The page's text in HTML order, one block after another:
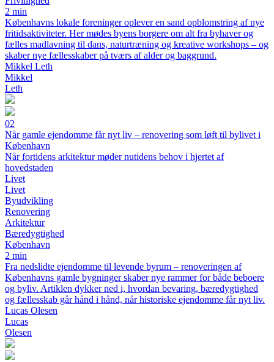
2 min
Københavns lokale foreninger oplever en sand opblomstring af nye
fritidsaktiviteter. Her mødes byens borgere om alt fra byhaver og
fælles madlavning til dans, naturtræning og kreative workshops – og
skaber nye fællesskaber på tværs af alder og baggrund.
Mikkel Leth
Mikkel
Leth
02
Når gamle ejendomme får nyt liv – renovering som løft til bylivet i
København
Når fortidens arkitektur møder nutidens behov i hjertet af
hovedstaden
Livet
Livet
Byudvikling
Renovering
Arkitektur
Bæredygtighed
København
2 min
Fra nedslidte ejendomme til levende byrum – renoveringen af
Københavns gamle bygninger skaber nye rammer for både beboere
og byliv. Artiklen dykker ned i, hvordan bevaring, bæredygtighed
og fællesskab går hånd i hånd, når historiske ejendomme får nyt liv.
Lucas Olesen
Lucas
Olesen